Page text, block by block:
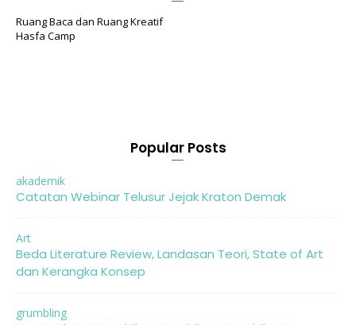
Ruang Baca dan Ruang Kreatif
Hasfa Camp
Popular Posts
akademik
Catatan Webinar Telusur Jejak Kraton Demak
Art
Beda Literature Review, Landasan Teori, State of Art
dan Kerangka Konsep
grumbling